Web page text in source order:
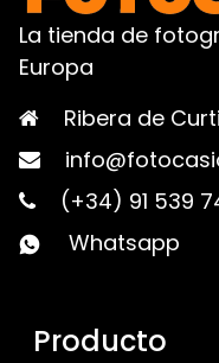
La tienda de
Europa
Ribera de
(+34) 91 539
Whatsapp
Producto